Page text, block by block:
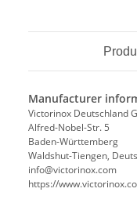
Manufacturer
Victorinox Deutschland
Alfred-Nobel-Str. 5
Baden-Württemberg
Waldshut-Tiengen,
info@victorinox.com
https://